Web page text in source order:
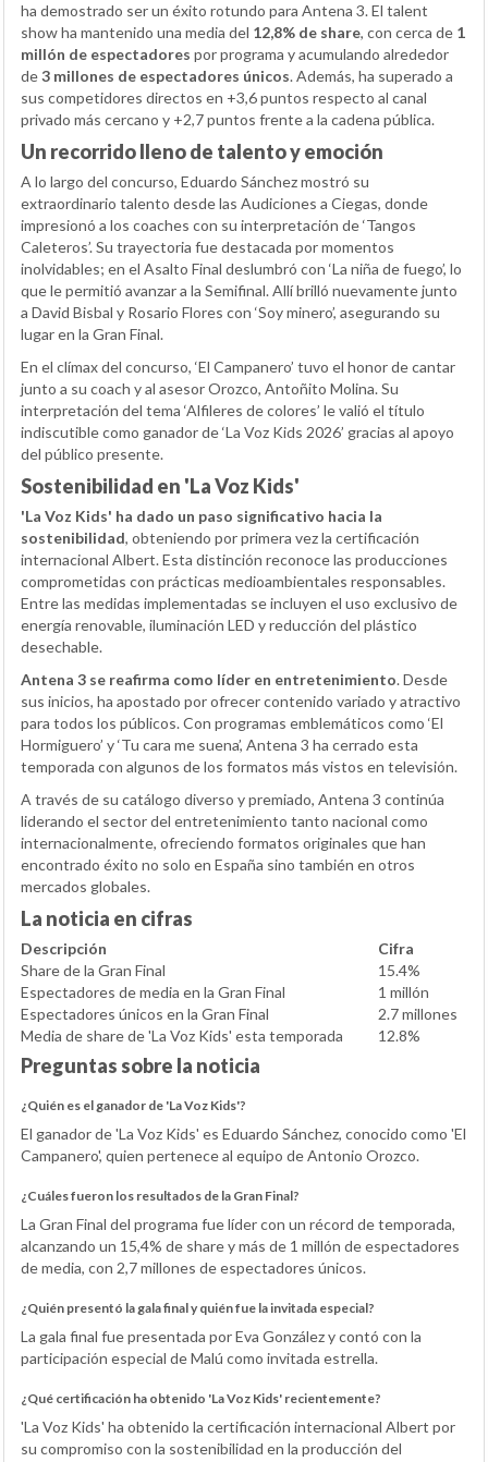
ha demostrado ser un éxito rotundo para Antena 3. El talent
show ha mantenido una media del 12,8% de share, con cerca de 1
millón de espectadores por programa y acumulando alrededor
de3 millones de espectadores únicos. Además, ha superado a
sus competidores directos en +3,6 puntos respecto al canal
privado más cercano y +2,7 puntos frente a la cadena pública.
Un recorrido lleno de talento y emoción
A lo largo del concurso, Eduardo Sánchez mostró su
extraordinario talento desde las Audiciones a Ciegas, donde
impresionó a los coaches con su interpretación de ‘Tangos
Caleteros’. Su trayectoria fue destacada por momentos
inolvidables; en el Asalto Final deslumbró con ‘La niña de fuego’, lo
que le permitió avanzar a la Semifinal. Allí brilló nuevamente junto
a David Bisbal y Rosario Flores con ‘Soy minero’, asegurando su
lugar en la Gran Final.
En el clímax del concurso, ‘El Campanero’ tuvo el honor de cantar
junto a su coach y al asesor Orozco, Antoñito Molina. Su
interpretación del tema ‘Alfileres de colores’ le valió el título
indiscutible como ganador de ‘La Voz Kids 2026’ gracias al apoyo
del público presente.
Sostenibilidad en 'La Voz Kids'
'La Voz Kids' ha dado un paso significativo hacia la
sostenibilidad, obteniendo por primera vez la certificación
internacional Albert. Esta distinción reconoce las producciones
comprometidas con prácticas medioambientales responsables.
Entre las medidas implementadas se incluyen el uso exclusivo de
energía renovable, iluminación LED y reducción del plástico
desechable.
Antena 3 se reafirma como líder en entretenimiento. Desde
sus inicios, ha apostado por ofrecer contenido variado y atractivo
para todos los públicos. Con programas emblemáticos como ‘El
Hormiguero’ y ‘Tu cara me suena’, Antena 3 ha cerrado esta
temporada con algunos de los formatos más vistos en televisión.
A través de su catálogo diverso y premiado, Antena 3 continúa
liderando el sector del entretenimiento tanto nacional como
internacionalmente, ofreciendo formatos originales que han
encontrado éxito no solo en España sino también en otros
mercados globales.
La noticia en cifras
Descripción
Cifra
Share de la Gran Final
15.4%
Espectadores de media en la Gran Final
1 millón
Espectadores únicos en la Gran Final
2.7 millones
Media de share de 'La Voz Kids' esta temporada
12.8%
Preguntas sobre la noticia
¿Quién es el ganador de 'La Voz Kids'?
El ganador de 'La Voz Kids' es Eduardo Sánchez, conocido como 'El
Campanero', quien pertenece al equipo de Antonio Orozco.
¿Cuáles fueron los resultados de la Gran Final?
La Gran Final del programa fue líder con un récord de temporada,
alcanzando un 15,4% de share y más de 1 millón de espectadores
de media, con 2,7 millones de espectadores únicos.
¿Quién presentó la gala final y quién fue la invitada especial?
La gala final fue presentada por Eva González y contó con la
participación especial de Malú como invitada estrella.
¿Qué certificación ha obtenido 'La Voz Kids' recientemente?
'La Voz Kids' ha obtenido la certificación internacional Albert por
su compromiso con la sostenibilidad en la producción del